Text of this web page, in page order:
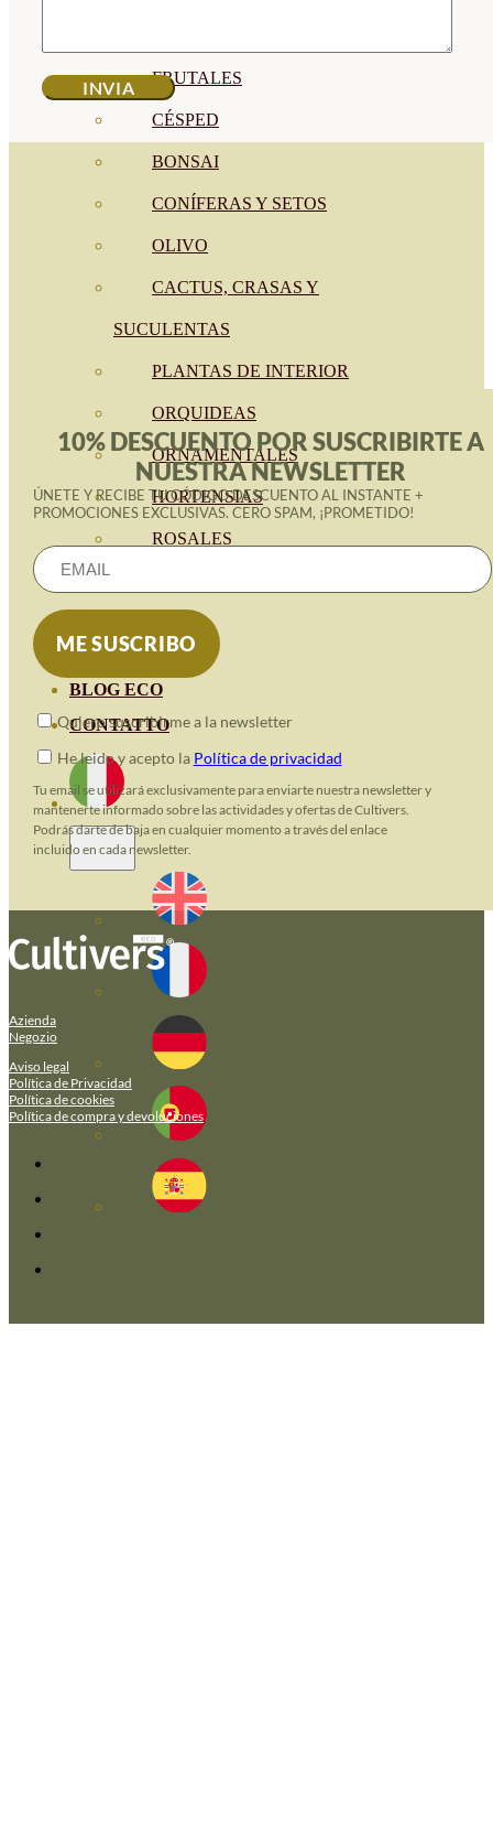
FRUTALES
CÉSPED
BONSAI
CONÍFERAS Y SETOS
OLIVO
CACTUS, CRASAS Y
SUCULENTAS
PLANTAS DE INTERIOR
ORQUIDEAS
ORNAMENTALES
HORTENSIAS
ROSALES
RECURSOS
BLOG ECO
CONTATTO
10% DESCUENTO POR SUSCRIBIRTE A
NUESTRA NEWSLETTER
ÚNETE Y RECIBE TU CÓDIGO DESCUENTO AL INSTANTE +
PROMOCIONES EXCLUSIVAS. CERO SPAM, ¡PROMETIDO!
Quiero suscribirme a la newsletter
He leido y acepto la Política de privacidad
Tu email se utilizará exclusivamente para enviarte nuestra newsletter y
mantenerte informado sobre las actividades y ofertas de Cultivers.
Podrás darte de baja en cualquier momento a través del enlace
incluido en cada newsletter.
Azienda
Negozio
Aviso legal
Política de Privacidad
Política de cookies
Política de compra y devoluciones